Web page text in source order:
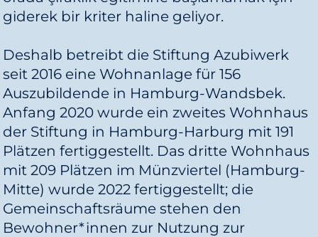
giderek bir kriter haline geliyor.
Deshalb betreibt die Stiftung Azubiwerk
seit 2016 eine Wohnanlage für 156
Auszubildende in Hamburg-Wandsbek.
Anfang 2020 wurde ein zweites Wohnhaus
der Stiftung in Hamburg-Harburg mit 191
Plätzen fertiggestellt. Das dritte Wohnhaus
mit 209 Plätzen im Münzviertel (Hamburg-
Mitte) wurde 2022 fertiggestellt; die
Gemeinschaftsräume stehen den
Bewohner*innen zur Nutzung zur